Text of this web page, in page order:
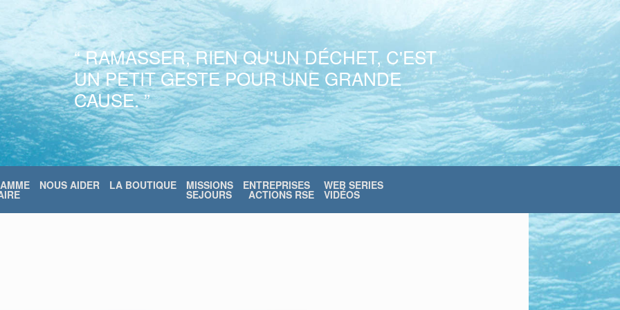
“ RAMASSER, RIEN QU'UN DÉCHET, C'EST
UN PETIT GESTE POUR UNE GRANDE
CAUSE. ”
NOUS AIDER LA BOUTIQUE MISSIONS
SEJOURS
ENTREPRISES
ACTIONS RSE
WEB SERIES
VIDÉOS